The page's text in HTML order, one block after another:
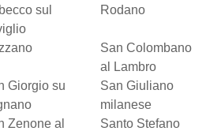
sul
Rodano
San Colombano
al Lambro
Giorgio su
San Giuliano
milanese
Zenone al
Santo Stefano